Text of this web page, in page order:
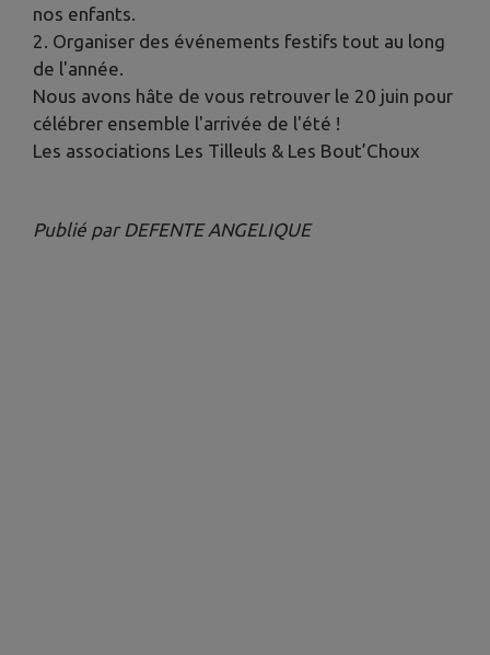
nos enfants.
2. Organiser des événements festifs tout au long
de l'année.
Nous avons hâte de vous retrouver le 20 juin pour
célébrer ensemble l'arrivée de l'été !
Les associations Les Tilleuls & Les Bout’Choux
Publié par DEFENTE ANGELIQUE